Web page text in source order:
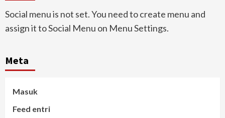
Social menu is not set. You need to create menu and
assign it to Social Menu on Menu Settings.
Meta
Masuk
Feed entri